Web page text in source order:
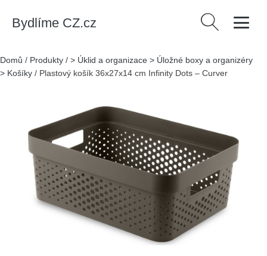
Bydlíme CZ.cz Vyhledávání
Domů / Produkty / > Úklid a organizace > Úložné boxy a organizéry
> Košíky / Plastový košík 36x27x14 cm Infinity Dots – Curver